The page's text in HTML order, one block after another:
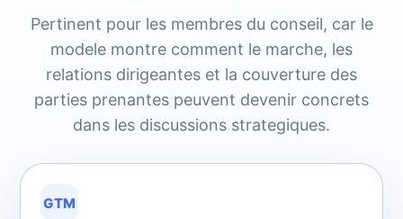
Pertinent pour les membres du conseil, car le
modele montre comment le marche, les
relations dirigeantes et la couverture des
parties prenantes peuvent devenir concrets
dans les discussions strategiques.
GTM